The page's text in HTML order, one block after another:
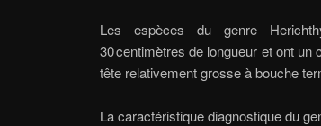
Les espèces du genre
30 centimètres de longueur et ont
tête relativement grosse à bouche
La caractéristique diagnostique du